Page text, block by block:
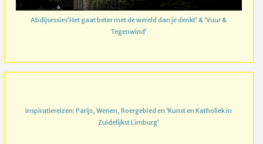
Abdijsessies’Het gaat beter met de wereld dan je denkt’ & ‘Vuur &
Tegenwind’
Inspiratiereizen: Parijs, Wenen, Roergebied en ‘Kunst en Katholiek in
Zuidelijkst Limburg’